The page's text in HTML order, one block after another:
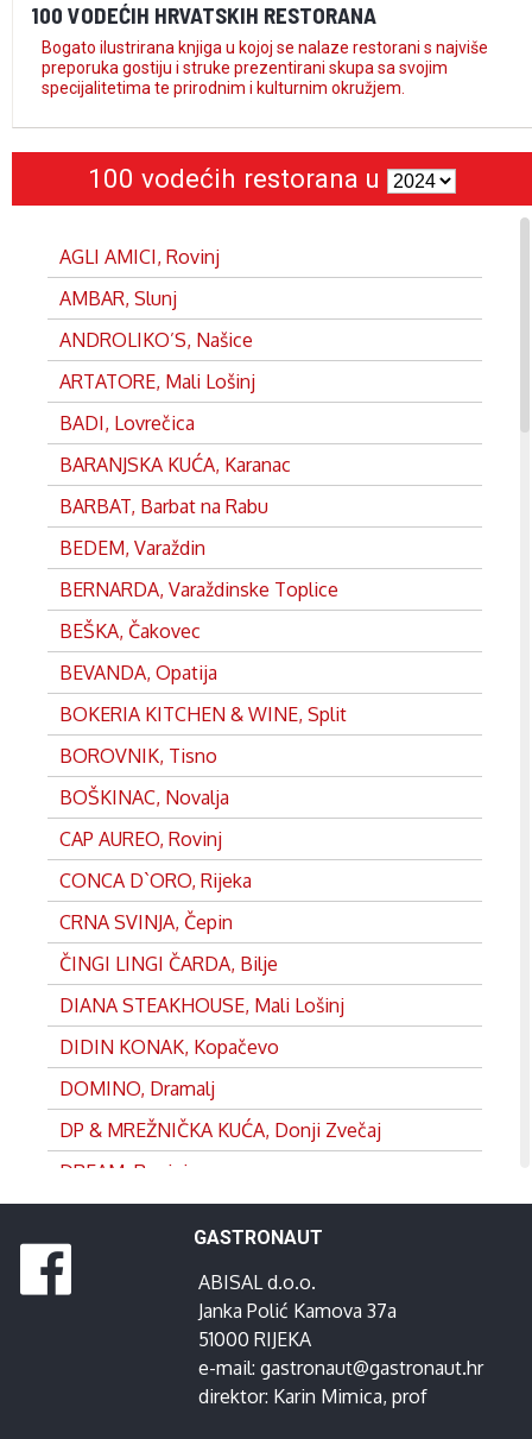
100 VODEĆIH HRVATSKIH RESTORANA
Bogato ilustrirana knjiga u kojoj se nalaze restorani s najviše
preporuka gostiju i struke prezentirani skupa sa svojim
specijalitetima te prirodnim i kulturnim okružjem.
100 vodećih restorana u
AGLI AMICI, Rovinj
AMBAR, Slunj
ANDROLIKO’S, Našice
ARTATORE, Mali Lošinj
BADI, Lovrečica
BARANJSKA KUĆA, Karanac
BARBAT, Barbat na Rabu
BEDEM, Varaždin
BERNARDA, Varaždinske Toplice
BEŠKA, Čakovec
BEVANDA, Opatija
BOKERIA KITCHEN & WINE, Split
BOROVNIK, Tisno
BOŠKINAC, Novalja
CAP AUREO, Rovinj
CONCA D`ORO, Rijeka
CRNA SVINJA, Čepin
ČINGI LINGI ČARDA, Bilje
DIANA STEAKHOUSE, Mali Lošinj
DIDIN KONAK, Kopačevo
DOMINO, Dramalj
DP & MREŽNIČKA KUĆA, Donji Zvečaj
DREAM, Rovinj
EDEN, Satnica
FRANKOPAN, Ogulin
GANEUM, Lovran
GOSPOJA, Vrbnik
GASTRONAUT
ABISAL d.o.o.
Janka Polić Kamova 37a
51000 RIJEKA
e-mail: gastronaut@gastronaut.hr
direktor: Karin Mimica, prof